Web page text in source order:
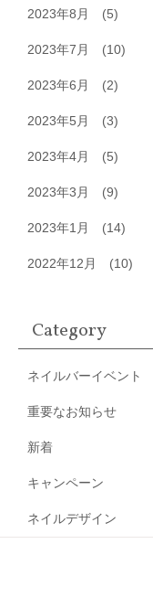
2023年8月 (5)
2023年7月 (10)
2023年6月 (2)
2023年5月 (3)
2023年4月 (5)
2023年3月 (9)
2023年1月 (14)
2022年12月 (10)
Category
ネイルバーイベント
重要なお知らせ
新着
キャンペーン
ネイルデザイン